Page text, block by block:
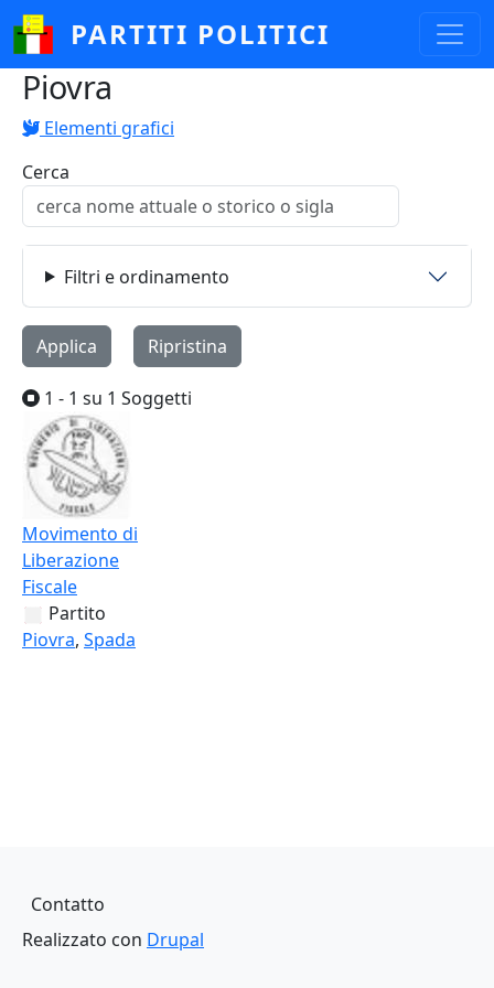
Salta al contenuto principale
PARTITI POLITICI
Piovra
Elementi grafici
Cerca
Filtri e ordinamento
1 - 1 su 1 Soggetti
Movimento di
Liberazione
Fiscale
Partito
Piovra, Spada
Piè di pagina
Contatto
Realizzato con Drupal